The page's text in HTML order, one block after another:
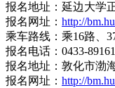
报名地址：延边大学
报名网址： http://
乘车路线：乘16路、
报名电话：0433-
报名地址：敦化市渤
报名网址： http://